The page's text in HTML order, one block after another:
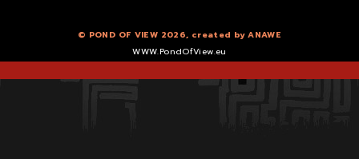
© POND OF VIEW 2026, created byANAWE
WWW.PondOfView.eu